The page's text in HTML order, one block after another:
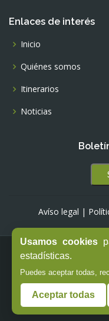
Usamos cookies
estadísticas.
Puedes aceptar todas,
Aceptar todas
Enlaces de interés
Inicio
Quiénes somos
Itinerarios
Noticias
Avíso legal |
© Copyright -